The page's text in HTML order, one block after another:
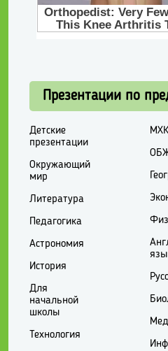
Презентации по
Детские
презентации
Окружающий
мир
Литература
Педагогика
Астрономия
История
Для
начальной
школы
Технология
МХК